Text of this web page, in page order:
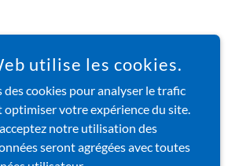
utilise les cookies.
cookies pour analyser le trafic
optimiser votre expérience du site.
notre utilisation des
seront agrégées avec toutes